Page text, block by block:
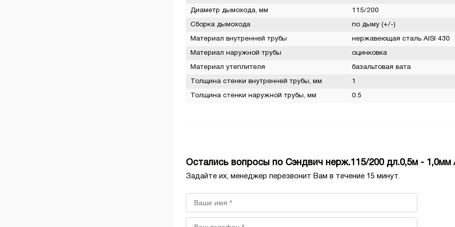
Диаметр дымохода, мм 115/200
Сборка дымохода по дыму (+/-)
Материал внутренней трубы нержавеющая сталь AISI 430
Материал наружной трубы оцинковка
Материал утеплителя базальтовая вата
Толщина стенки внутренней трубы, мм 1
Толщина стенки наружной трубы, мм 0.5
Остались вопросы по Сэндвич нерж.115/200 дл.0,5м - 1,0мм
Задайте их, менеджер перезвонит Вам в течение 15 минут.